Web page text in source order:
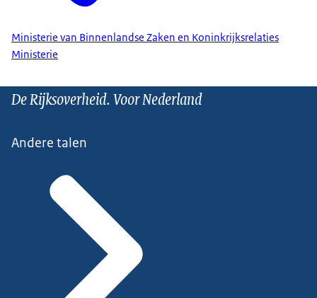
Ministerie van Binnenlandse Zaken en Koninkrijksrelaties
Ministerie
De Rijksoverheid. Voor Nederland
Andere talen